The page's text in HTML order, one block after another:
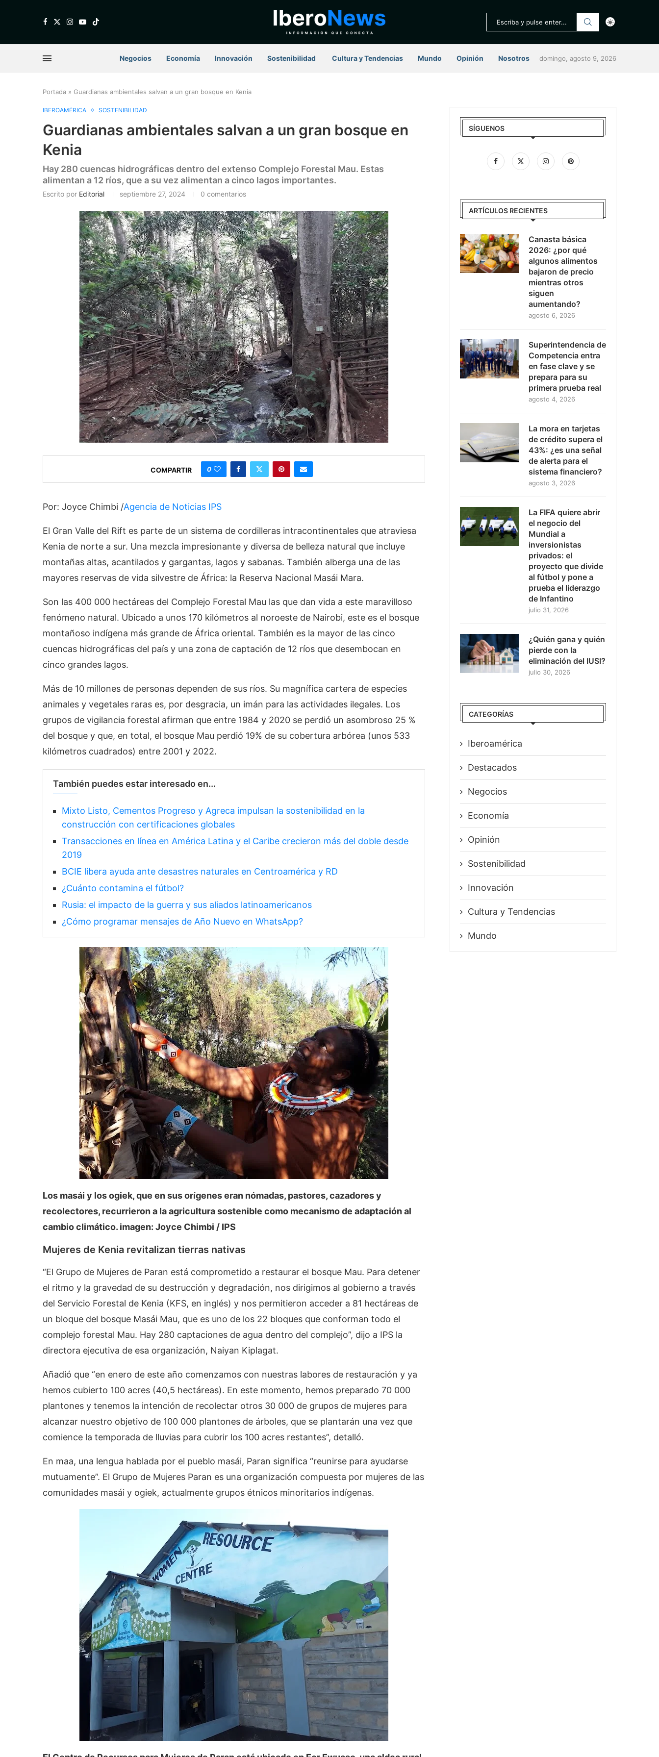
Negocios Economía Innovación Sostenibilidad ⁠ Cultura y Tendencias Mundo Opinión Nosotros domingo, agosto 9, 2026
Portada » Guardianas ambientales salvan a un gran bosque en Kenia
IBEROAMÉRICA SOSTENIBILIDAD
Guardianas ambientales salvan a un gran bosque en
Kenia
Hay 280 cuencas hidrográficas dentro del extenso Complejo Forestal Mau. Estas
alimentan a 12 ríos, que a su vez alimentan a cinco lagos importantes.
Escrito por Editorial septiembre 27, 2024 0 comentarios
COMPARTIR 0
Por: Joyce Chimbi /Agencia de Noticias IPS
El Gran Valle del Rift es parte de un sistema de cordilleras intracontinentales que atraviesa
Kenia de norte a sur. Una mezcla impresionante y diversa de belleza natural que incluye
montañas altas, acantilados y gargantas, lagos y sabanas. También alberga una de las
mayores reservas de vida silvestre de África: la Reserva Nacional Masái Mara.
Son las 400 000 hectáreas del Complejo Forestal Mau las que dan vida a este maravilloso
fenómeno natural. Ubicado a unos 170 kilómetros al noroeste de Nairobi, este es el bosque
montañoso indígena más grande de África oriental. También es la mayor de las cinco
cuencas hidrográficas del país y una zona de captación de 12 ríos que desembocan en
cinco grandes lagos.
Más de 10 millones de personas dependen de sus ríos. Su magnífica cartera de especies
animales y vegetales raras es, por desgracia, un imán para las actividades ilegales. Los
grupos de vigilancia forestal afirman que entre 1984 y 2020 se perdió un asombroso 25 %
del bosque y que, en total, el bosque Mau perdió 19% de su cobertura arbórea (unos 533
kilómetros cuadrados) entre 2001 y 2022.
También puedes estar interesado en...
Mixto Listo, Cementos Progreso y Agreca impulsan la sostenibilidad en la
construcción con certificaciones globales
Transacciones en línea en América Latina y el Caribe crecieron más del doble desde
2019
BCIE libera ayuda ante desastres naturales en Centroamérica y RD
¿Cuánto contamina el fútbol?
Rusia: el impacto de la guerra y sus aliados latinoamericanos
¿Cómo programar mensajes de Año Nuevo en WhatsApp?
Los masái y los ogiek, que en sus orígenes eran nómadas, pastores, cazadores y
recolectores, recurrieron a la agricultura sostenible como mecanismo de adaptación al
cambio climático. imagen: Joyce Chimbi / IPS
Mujeres de Kenia revitalizan tierras nativas
“El Grupo de Mujeres de Paran está comprometido a restaurar el bosque Mau. Para detener
el ritmo y la gravedad de su destrucción y degradación, nos dirigimos al gobierno a través
del Servicio Forestal de Kenia (KFS, en inglés) y nos permitieron acceder a 81 hectáreas de
un bloque del bosque Masái Mau, que es uno de los 22 bloques que conforman todo el
complejo forestal Mau. Hay 280 captaciones de agua dentro del complejo”, dijo a IPS la
directora ejecutiva de esa organización, Naiyan Kiplagat.
Añadió que “en enero de este año comenzamos con nuestras labores de restauración y ya
hemos cubierto 100 acres (40,5 hectáreas). En este momento, hemos preparado 70 000
plantones y tenemos la intención de recolectar otros 30 000 de grupos de mujeres para
alcanzar nuestro objetivo de 100 000 plantones de árboles, que se plantarán una vez que
comience la temporada de lluvias para cubrir los 100 acres restantes”, detalló.
En maa, una lengua hablada por el pueblo masái, Paran significa “reunirse para ayudarse
mutuamente”. El Grupo de Mujeres Paran es una organización compuesta por mujeres de las
comunidades masái y ogiek, actualmente grupos étnicos minoritarios indígenas.
SÍGUENOS
ARTÍCULOS RECIENTES
Canasta básica
2026: ¿por qué
algunos alimentos
bajaron de precio
mientras otros
siguen
aumentando?
agosto 6, 2026
Superintendencia de
Competencia entra
en fase clave y se
prepara para su
primera prueba real
agosto 4, 2026
La mora en tarjetas
de crédito supera el
43%: ¿es una señal
de alerta para el
sistema financiero?
agosto 3, 2026
La FIFA quiere abrir
el negocio del
Mundial a
inversionistas
privados: el
proyecto que divide
al fútbol y pone a
prueba el liderazgo
de Infantino
julio 31, 2026
¿Quién gana y quién
pierde con la
eliminación del IUSI?
julio 30, 2026
CATEGORÍAS
Iberoamérica
Destacados
Negocios
Economía
Opinión
Sostenibilidad
Innovación
⁠Cultura y Tendencias
Mundo